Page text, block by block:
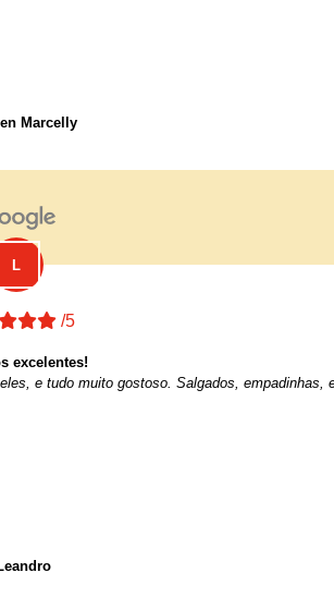
Marcelly
/5
excelentes!
e tudo muito gostoso. Salgados, empadinhas,